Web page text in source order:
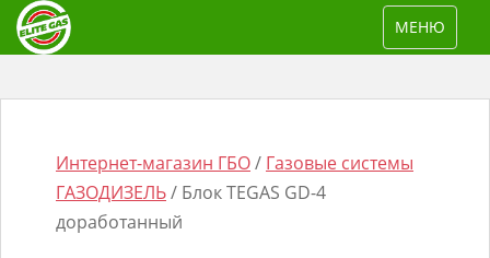
p
TOGGLE
МЕНЮ
Интернет-магазин ГБО/ Газовые системы
ГАЗОДИЗЕЛЬ/ Блок TEGAS GD-4
доработанный